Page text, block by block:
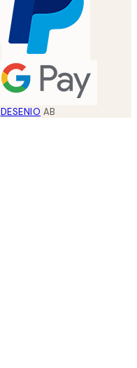
DESENIO AB